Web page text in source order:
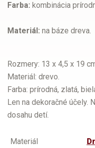
Farba: kombinácia
Materiál: na báze dreva.
Rozmery: 13 x 4,5 x 19
Materiál: drevo.
Farba: prírodná, zlatá,
Len na dekoračné účely.
dosahu detí.
Materiál